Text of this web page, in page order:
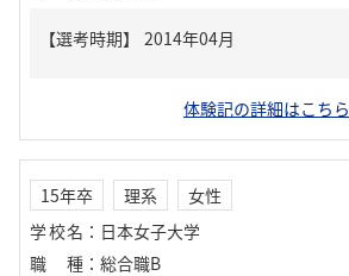
体験記の詳細はこちら
15年卒 理系
女性
学校名 ： 日本女子大学
職種 ： 総合職B